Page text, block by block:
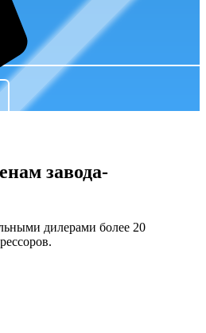
завода-
дилерами более 20